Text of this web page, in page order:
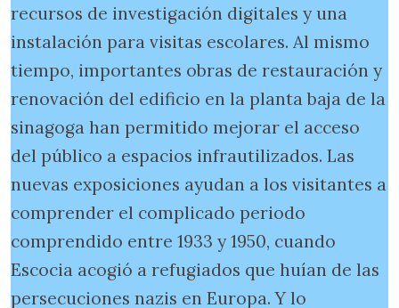
recursos de investigación digitales y una
instalación para visitas escolares. Al mismo
tiempo, importantes obras de restauración y
renovación del edificio en la planta baja de la
sinagoga han permitido mejorar el acceso
del público a espacios infrautilizados. Las
nuevas exposiciones ayudan a los visitantes a
comprender el complicado periodo
comprendido entre 1933 y 1950, cuando
Escocia acogió a refugiados que huían de las
persecuciones nazis en Europa. Y lo